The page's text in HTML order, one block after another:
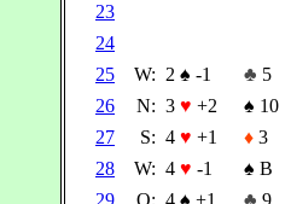
23
24
25
W: 2 ♠ -1 ♣ 5
26
N: 3 ♥ +2 ♠ 10
27
S: 4 ♥ +1 ♦ 3
28
W: 4 ♥ -1 ♠ B
29
O: 4 ♠ +1 ♣ 9